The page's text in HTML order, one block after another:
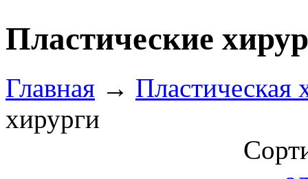
Пластические
Главная → Пластическая
хирурги